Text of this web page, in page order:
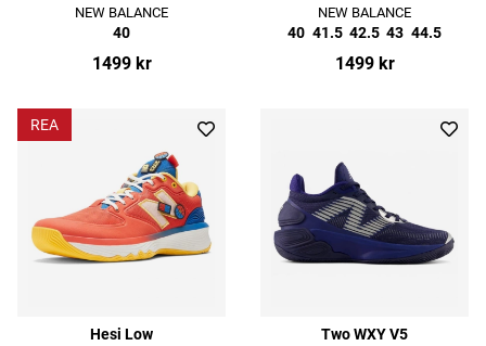
NEW BALANCE
40
1499 kr
NEW BALANCE
40 41.5 42.5 43 44.5
1499 kr
REA
Hesi Low Two WXY V5